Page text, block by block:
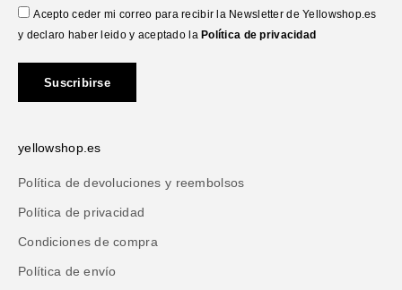
Acepto ceder mi correo para recibir la Newsletter de Yellowshop.es
y declaro haber leido y aceptado la Política de privacidad
Suscribirse
yellowshop.es
Política de devoluciones y reembolsos
Política de privacidad
Condiciones de compra
Política de envío